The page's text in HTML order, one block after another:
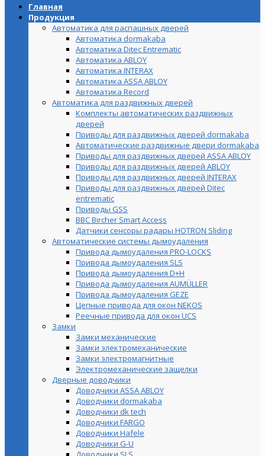
Главная
Продукция
Автоматика для распашных дверей
Автоматика dormakaba
Автоматика Ditec Entrematic
Автоматика ABLOY
Автоматика INTERAX
Автоматика ASSA ABLOY
Автоматика Record
Автоматика для раздвижных дверей
Комплекты автоматических раздвижных
дверей
Приводы для раздвижных дверей dormakaba
Автоматические раздвижные двери dormakaba
Приводы для раздвижных дверей ASSA ABLOY
Приводы для раздвижных дверей ABLOY
Приводы для раздвижных дверей INTERAX
Приводы для раздвижных дверей Ditec
entrematic
Приводы GSS
BBC Bircher Smart Access
Датчики сенсоры радары HOTRON Sliding
Автоматические системы дымоудаления
Привода дымоудаления PRO-LOCKS
Привода дымоудаления SLS
Привода дымоудаления D+H
Привода дымоудаления AUMÜLLER
Привода дымоудаления GEZE
Цепные привода для окон NEKOS
Реечные привода для окон UСS
Замки
Замки механические
Замки электромеханические
Замки электромагнитные
Электромеханические защелки
Дверные доводчики
Доводчики ASSA ABLOY
Доводчики dormakaba
Доводчики dk tech
Доводчики FARGO
Доводчики Hafele
Доводчики G-U